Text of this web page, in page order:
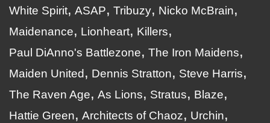
White Spirit ASAP Tribuzy
Nicko McBrain
Maidenance
Lionheart
Killers
Paul DiAnno's Battlezone
The Iron Maidens
Maiden United
Dennis Stratton
Steve Harris
The Raven Age
As Lions Stratus
Blaze
Hattie Green
Architects of Chaoz
Urchin